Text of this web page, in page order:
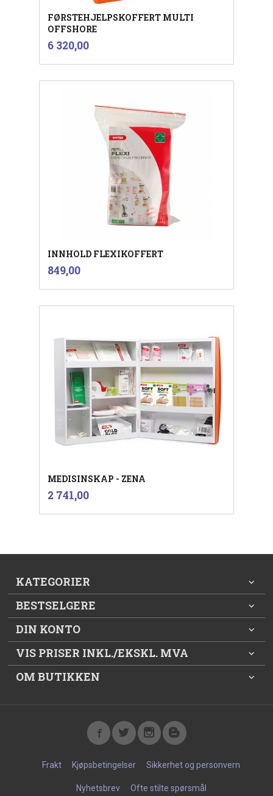
FØRSTEHJELPSKOFFERT MULTI
OFFSHORE
Pris
6 320,00mva.
INNHOLD FLEXIKOFFERT
Pris
849,00mva.
MEDISINSKAP - ZENA
Pris
2 741,00mva.
KATEGORIER
BESTSELGERE
DIN KONTO
VIS PRISER INKL./EKSKL. MVA
OM BUTIKKEN
Frakt Kjøpsbetingelser Sikkerhet og personvern
Nyhetsbrev Ofte stilte spørsmål